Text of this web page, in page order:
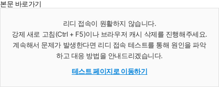
본문 바로가기
리디 접속이 원활하지 않습니다.
강제 새로 고침(Ctrl + F5)이나 브라우저 캐시 삭제를 진행해주세요.
계속해서 문제가 발생한다면 리디 접속 테스트를 통해 원인을 파악
하고 대응 방법을 안내드리겠습니다.
테스트 페이지로 이동하기